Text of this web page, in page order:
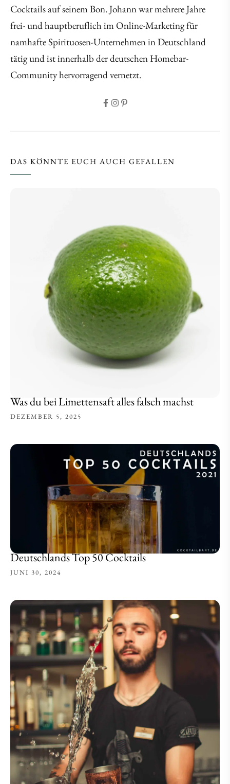
Cocktails auf seinem Bon. Johann war mehrere Jahre
frei- und hauptberuflich im Online-Marketing für
namhafte Spirituosen-Unternehmen in Deutschland
tätig und ist innerhalb der deutschen Homebar-
Community hervorragend vernetzt.
DAS KÖNNTE EUCH AUCH GEFALLEN
Was du bei Limettensaft alles falsch machst
DEZEMBER 5, 2025
Deutschlands Top 50 Cocktails
JUNI 30, 2024